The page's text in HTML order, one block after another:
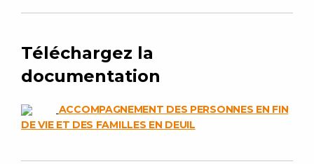
Téléchargez la
documentation
ACCOMPAGNEMENT DES PERSONNES EN FIN
DE VIE ET DES FAMILLES EN DEUIL